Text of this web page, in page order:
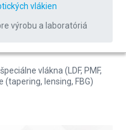
vlákien
výrobu a laboratóriá
a
vlákna (LDF, PMF,
(tapering, lensing, FBG)